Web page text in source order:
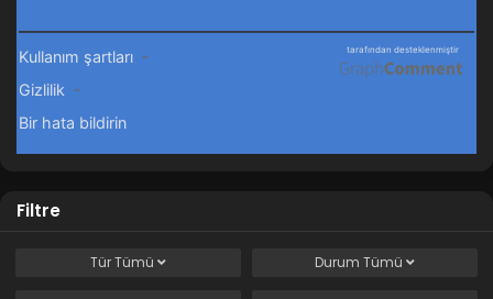
Filtre
TürTümü Durum Tümü